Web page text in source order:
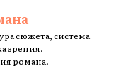
сюжета, система
зрения.
романа.